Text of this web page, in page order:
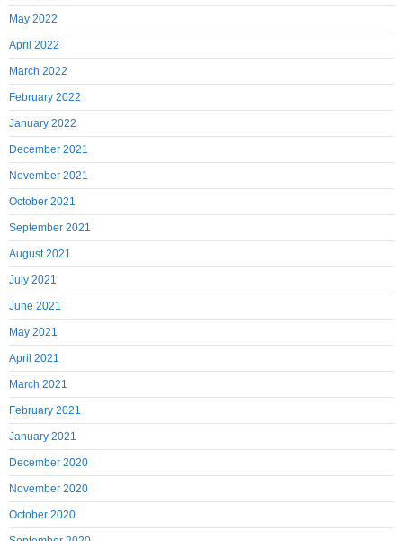
May 2022
April 2022
March 2022
February 2022
January 2022
December 2021
November 2021
October 2021
September 2021
August 2021
July 2021
June 2021
May 2021
April 2021
March 2021
February 2021
January 2021
December 2020
November 2020
October 2020